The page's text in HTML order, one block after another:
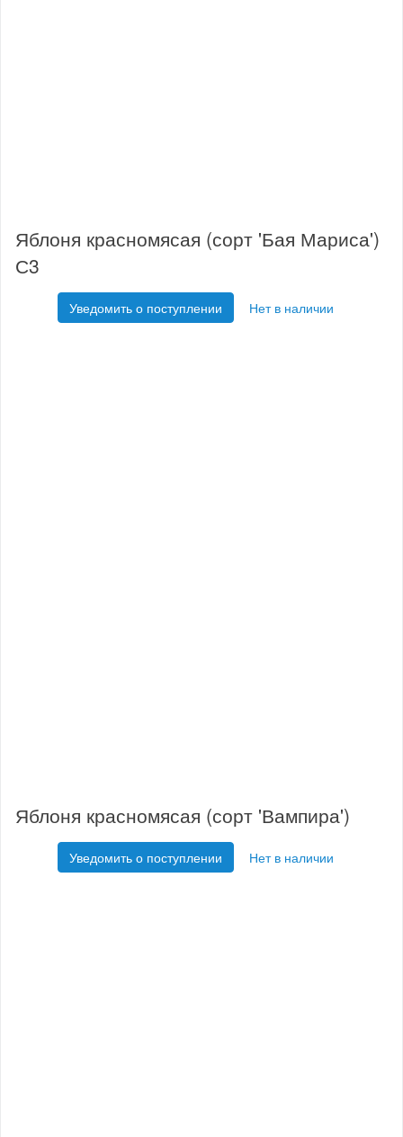
Яблоня красномясая (сорт 'Бая Мариса')
С3
Уведомить о поступлении Нет в наличии
Яблоня красномясая (сорт 'Вампира')
Уведомить о поступлении Нет в наличии